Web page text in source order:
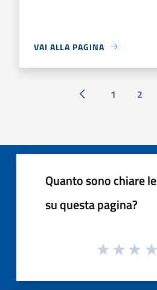
VAI ALLA PAGINA
« Precedente
1 2
Quanto sono chiare
su questa pagina?